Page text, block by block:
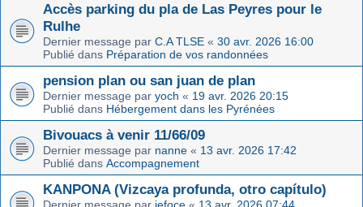
Accès parking du pla de Las Peyres pour le
Rulhe
Dernier message par C.A TLSE « 30 avr. 2026 16:00
Publié dans Préparation de vos randonnées
pension plan ou san juan de plan
Dernier message par yoch « 19 avr. 2026 20:15
Publié dans Hébergement dans les Pyrénées
Bivouacs à venir 11/66/09
Dernier message par nanne « 13 avr. 2026 17:42
Publié dans Accompagnement
KANPONA (Vizcaya profunda, otro capítulo)